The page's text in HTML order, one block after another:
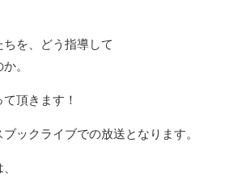
を、どう指導して
。
頂きます！
ックライブでの放送となります。